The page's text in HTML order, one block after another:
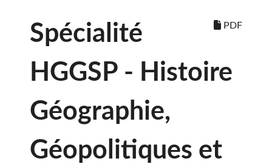
PDF
Spécialité
HGGSP - Histoire
Géographie,
Géopolitiques et